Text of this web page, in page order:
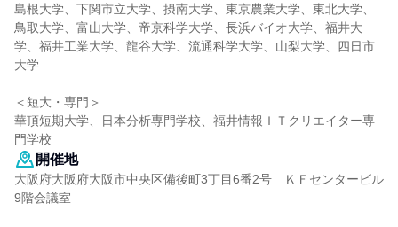
島根大学、下関市立大学、摂南大学、東京農業大学、東北大学、
鳥取大学、富山大学、帝京科学大学、長浜バイオ大学、福井大
学、福井工業大学、龍谷大学、流通科学大学、山梨大学、四日市
大学
＜短大・専門＞
華頂短期大学、日本分析専門学校、福井情報ＩＴクリエイター専
門学校
開催地
大阪府大阪府大阪市中央区備後町3丁目6番2号 ＫＦセンタービル
9階会議室